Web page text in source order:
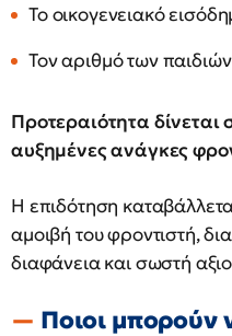
Το οικογενειακό
Τον αριθμό των παιδιών
Προτεραιότητα δίνεται
αυξημένες ανάγκες
Η επιδότηση
αμοιβή του φροντιστή,
διαφάνεια και σωστή
Ποιοι μπορούν